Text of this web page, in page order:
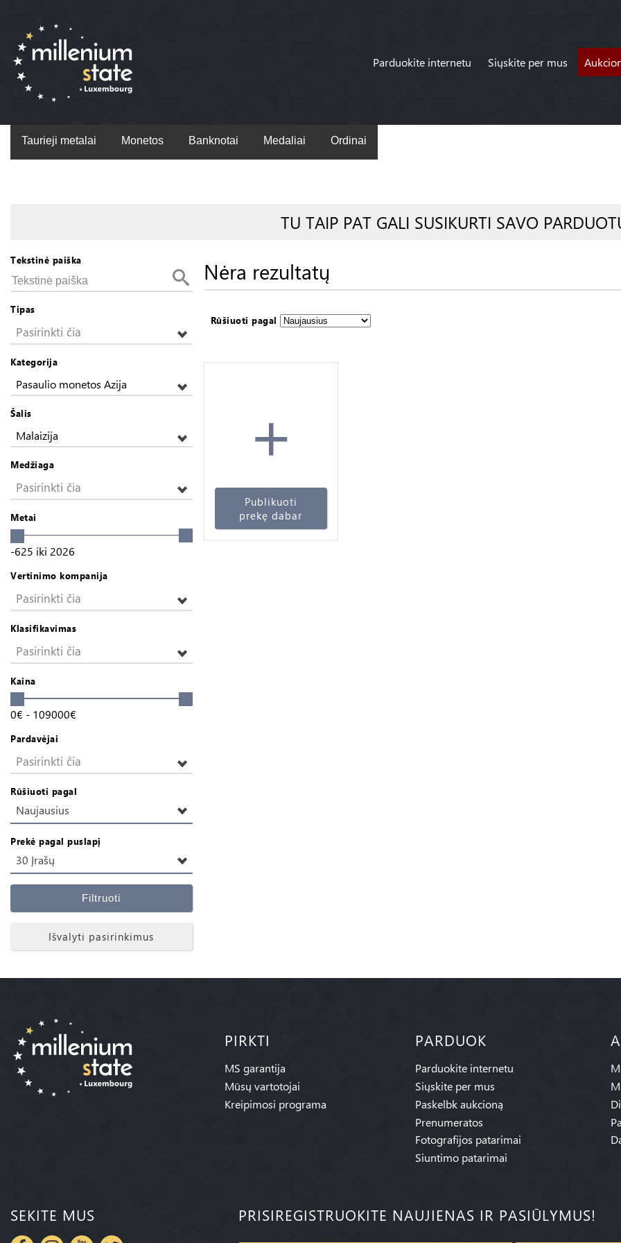
Parduokite internetu Siųskite per mus
Taurieji metalai Monetos Banknotai Medaliai Ordinai
TU TAIP PAT GALI SUSIKURTI SAVO
Tekstinė paiška
Tipas
Pasirinkti čia
Kategorija
Pasaulio monetos Azija
Šalis
Malaizija
Medžiaga
Pasirinkti čia
Metai
-625 iki 2026
Vertinimo kompanija
Pasirinkti čia
Klasifikavimas
Pasirinkti čia
Kaina
0€ - 109000€
Pardavėjai
Pasirinkti čia
Rūšiuoti pagal
Naujausius
Prekė pagal puslapį
30 Įrašų
Filtruoti
Išvalyti pasirinkimus
Nėra rezultatų
Rūšiuoti pagal
+
Publikuoti
prekę dabar
PIRKTI
MS garantija
Mūsų vartotojai
Kreipimosi programa
PARDUOK
Parduokite internetu
Siųskite per mus
Paskelbk aukcioną
Prenumeratos
Fotografijos patarimai
Siuntimo patarimai
SEKITE MUS PRISIREGISTRUOKITE NAUJIENAS IR PASIŪLYMUS!